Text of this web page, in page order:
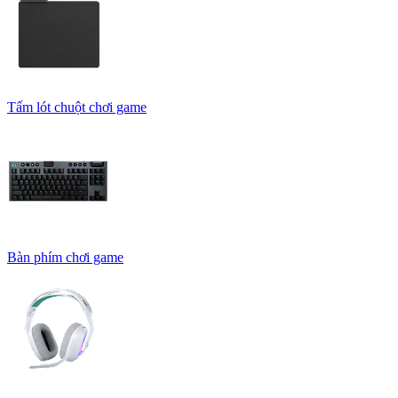
Tấm lót chuột chơi game
Bàn phím chơi game